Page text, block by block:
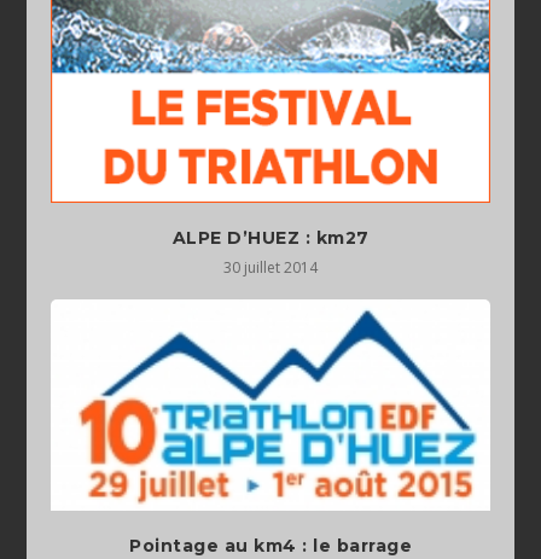
ALPE D’HUEZ : km27
30 juillet 2014
Pointage au km4 : le barrage